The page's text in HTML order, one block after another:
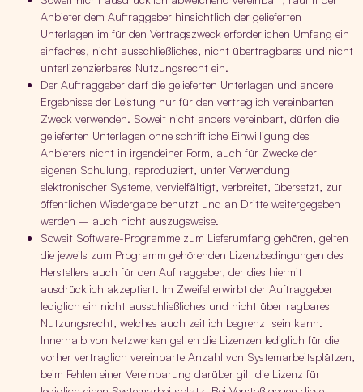
Anbieter dem Auftraggeber hinsichtlich der gelieferten
Unterlagen im für den Vertragszweck erforderlichen Umfang ein
einfaches, nicht ausschließliches, nicht übertragbares und nicht
unterlizenzierbares Nutzungsrecht ein.
Der Auftraggeber darf die gelieferten Unterlagen und andere
Ergebnisse der Leistung nur für den vertraglich vereinbarten
Zweck verwenden. Soweit nicht anders vereinbart, dürfen die
gelieferten Unterlagen ohne schriftliche Einwilligung des
Anbieters nicht in irgendeiner Form, auch für Zwecke der
eigenen Schulung, reproduziert, unter Verwendung
elektronischer Systeme, vervielfältigt, verbreitet, übersetzt, zur
öffentlichen Wiedergabe benutzt und an Dritte weitergegeben
werden – auch nicht auszugsweise.
Soweit Software-Programme zum Lieferumfang gehören, gelten
die jeweils zum Programm gehörenden Lizenzbedingungen des
Herstellers auch für den Auftraggeber, der dies hiermit
ausdrücklich akzeptiert. Im Zweifel erwirbt der Auftraggeber
lediglich ein nicht ausschließliches und nicht übertragbares
Nutzungsrecht, welches auch zeitlich begrenzt sein kann.
Innerhalb von Netzwerken gelten die Lizenzen lediglich für die
vorher vertraglich vereinbarte Anzahl von Systemarbeitsplätzen,
beim Fehlen einer Vereinbarung darüber gilt die Lizenz für